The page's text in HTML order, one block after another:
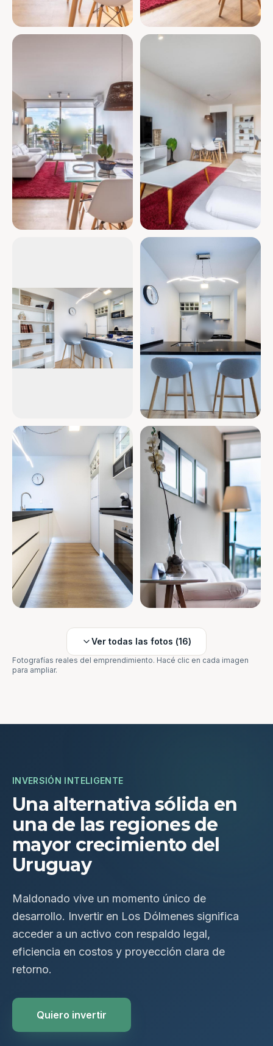
Ver todas las fotos (16)
Fotografías reales del emprendimiento. Hacé clic en cada imagen
para ampliar.
INVERSIÓN INTELIGENTE
Una alternativa sólida en
una de las regiones de
mayor crecimiento del
Uruguay
Maldonado vive un momento único de
desarrollo. Invertir en Los Dólmenes significa
acceder a un activo con respaldo legal,
eficiencia en costos y proyección clara de
retorno.
Quiero invertir